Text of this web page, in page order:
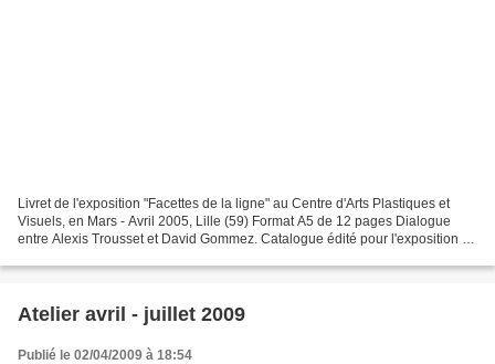
Livret de l'exposition "Facettes de la ligne" au Centre d'Arts Plastiques et
Visuels, en Mars - Avril 2005, Lille (59) Format A5 de 12 pages Dialogue
entre Alexis Trousset et David Gommez. Catalogue édité pour l'exposition à
Atelier avril - juillet 2009
Publié le 02/04/2009 à 18:54